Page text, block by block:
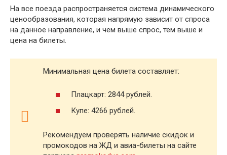
На все поезда распространяется система динамического
ценообразования, которая напрямую зависит от спроса
на данное направление, и чем выше спрос, тем выше и
цена на билеты.
Минимальная цена билета составляет:
Плацкарт: 2844 рублей.
Купе: 4266 рублей.
Рекомендуем проверять наличие скидок и
промокодов на ЖД и авиа-билеты на сайте